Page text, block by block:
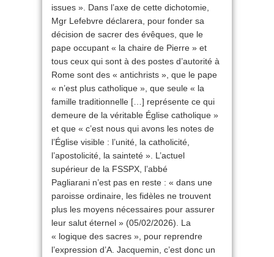
issues ». Dans l’axe de cette dichotomie,
Mgr Lefebvre déclarera, pour fonder sa
décision de sacrer des évêques, que le
pape occupant « la chaire de Pierre » et
tous ceux qui sont à des postes d’autorité à
Rome sont des « antichrists », que le pape
« n’est plus catholique », que seule « la
famille traditionnelle […] représente ce qui
demeure de la véritable Église catholique »
et que « c’est nous qui avons les notes de
l’Église visible : l’unité, la catholicité,
l’apostolicité, la sainteté ». L’actuel
supérieur de la FSSPX, l’abbé
Pagliarani n’est pas en reste : « dans une
paroisse ordinaire, les fidèles ne trouvent
plus les moyens nécessaires pour assurer
leur salut éternel » (05/02/2026). La
« logique des sacres », pour reprendre
l’expression d’A. Jacquemin, c’est donc un